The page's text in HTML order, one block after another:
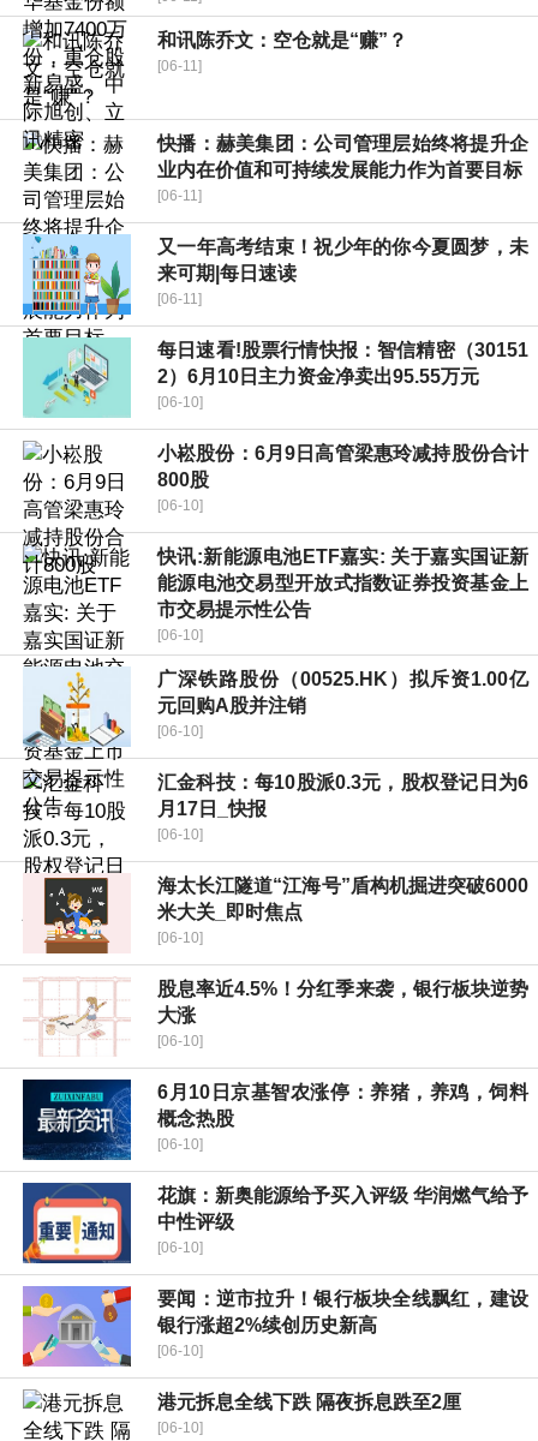
和讯陈乔文：空仓就是“赚”？
[06-11]
快播：赫美集团：公司管理层始终将提升企
业内在价值和可持续发展能力作为首要目标
[06-11]
又一年高考结束！祝少年的你今夏圆梦，未
来可期|每日速读
[06-11]
每日速看!股票行情快报：智信精密（30151
2）6月10日主力资金净卖出95.55万元
[06-10]
小崧股份：6月9日高管梁惠玲减持股份合计
800股
[06-10]
快讯:新能源电池ETF嘉实: 关于嘉实国证新
能源电池交易型开放式指数证券投资基金上
市交易提示性公告
[06-10]
广深铁路股份（00525.HK）拟斥资1.00亿
元回购A股并注销
[06-10]
汇金科技：每10股派0.3元，股权登记日为6
月17日_快报
[06-10]
海太长江隧道“江海号”盾构机掘进突破6000
米大关_即时焦点
[06-10]
股息率近4.5%！分红季来袭，银行板块逆势
大涨
[06-10]
6月10日京基智农涨停：养猪，养鸡，饲料
概念热股
[06-10]
花旗：新奥能源给予买入评级 华润燃气给予
中性评级
[06-10]
要闻：逆市拉升！银行板块全线飘红，建设
银行涨超2%续创历史新高
[06-10]
港元拆息全线下跌 隔夜拆息跌至2厘
[06-10]